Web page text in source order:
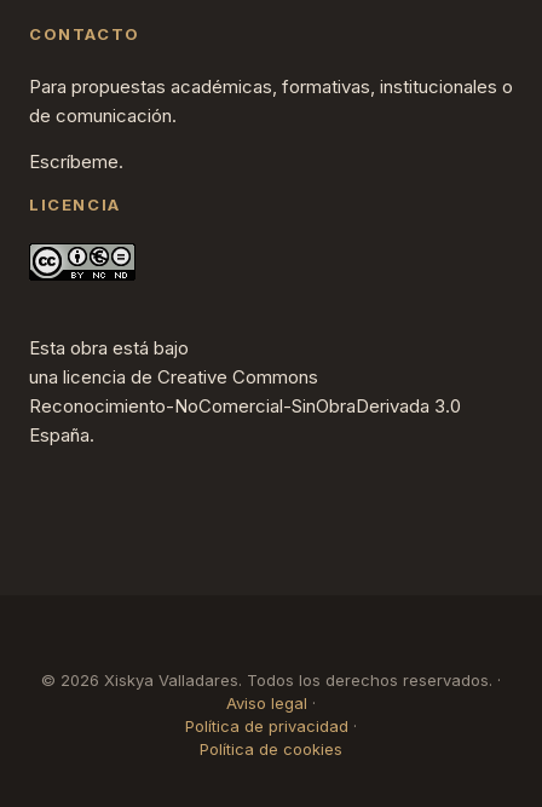
CONTACTO
Para propuestas académicas, formativas, institucionales o
de comunicación.
Escríbeme.
LICENCIA
Esta obra está bajo
una licencia de Creative Commons
Reconocimiento-NoComercial-SinObraDerivada 3.0
España.
© 2026 Xiskya Valladares. Todos los derechos reservados. ·
Aviso legal ·
Política de privacidad ·
Política de cookies